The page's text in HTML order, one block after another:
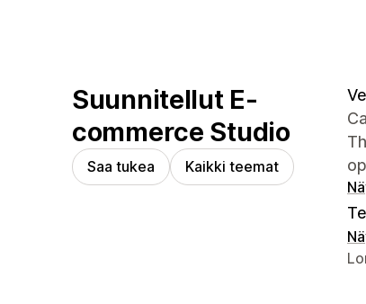
Suunnitellut E-
commerce Studio
Saa tukea Kaikki teemat